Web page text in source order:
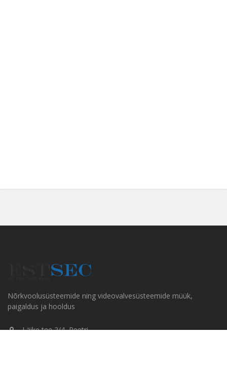
Nõrkvoolusüsteemide ning videovalvesüsteemide müük,
paigaldus ja hooldus
Läike tee 2/4, Peetri